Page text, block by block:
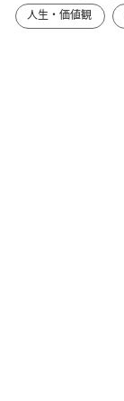
人生・価値観